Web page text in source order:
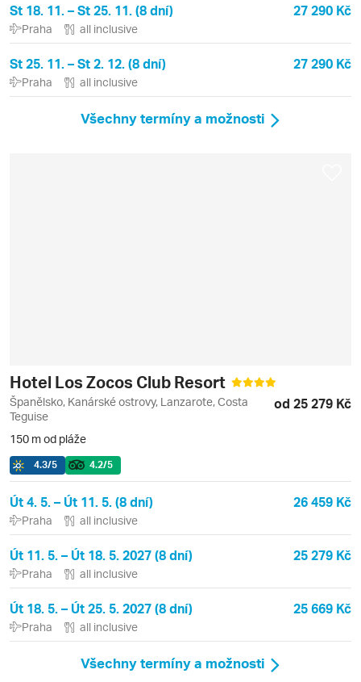
St 18. 11. – St 25. 11. (8 dní) 27 290 Kč
Praha all inclusive
St 25. 11. – St 2. 12. (8 dní) 27 290 Kč
Praha all inclusive
Všechny termíny a možnosti
Hotel Los Zocos Club Resort
Španělsko, Kanárské ostrovy, Lanzarote, Costa
Teguise
od 25 279 Kč
150 m od pláže
4.3/5 4.2/5
Út 4. 5. – Út 11. 5. (8 dní) 26 459 Kč
Praha all inclusive
Út 11. 5. – Út 18. 5. 2027 (8 dní) 25 279 Kč
Praha all inclusive
Út 18. 5. – Út 25. 5. 2027 (8 dní) 25 669 Kč
Praha all inclusive
Všechny termíny a možnosti